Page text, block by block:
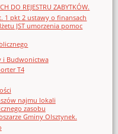
DO REJESTRU ZABYTKÓW.
1 pkt 2 ustawy o finansach
JST umorzenia pomoc
i Budwonictwa
T4
najmu lokali
zasobu
Gminy Olsztynek.